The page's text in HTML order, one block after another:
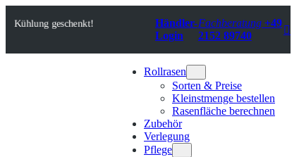
Inhalt
Kühlung geschenkt!
Händler-
Login
Fachberatung +49
2152 89740

Rollrasen
Sorten & Preise
Kleinstmenge bestellen
Rasenfläche berechnen
Zubehör
Verlegung
Pflege